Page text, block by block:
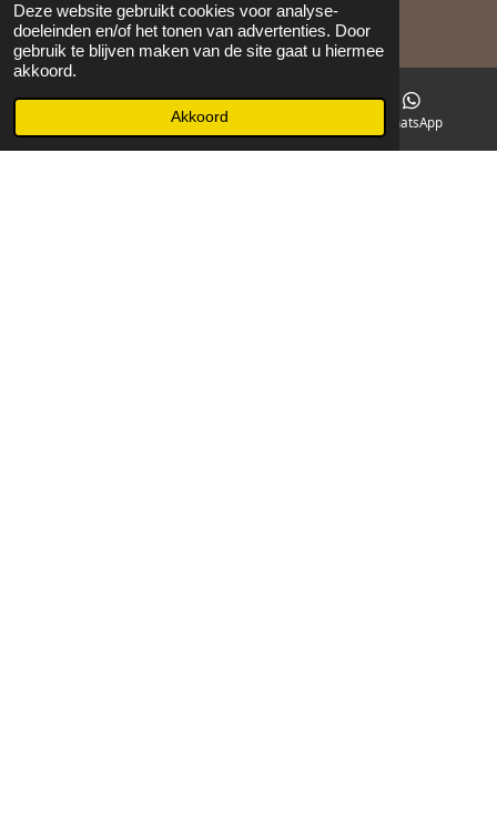
Deze website gebruikt cookies voor analyse-
doeleinden en/of het tonen van advertenties. Door
gebruik te blijven maken van de site gaat u hiermee
akkoord.
Akkoord
©2026Maison 105
Facebook WhatsApp